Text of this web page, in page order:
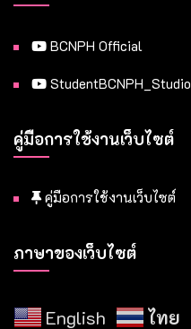
BCNPH Official
StudentBCNPH_Studio
คู่มือการใช้งานเว็บไซต์
คู่มือการใช้งานเว็บไซต์
ภาษาของเว็บไซต์
English ไทย